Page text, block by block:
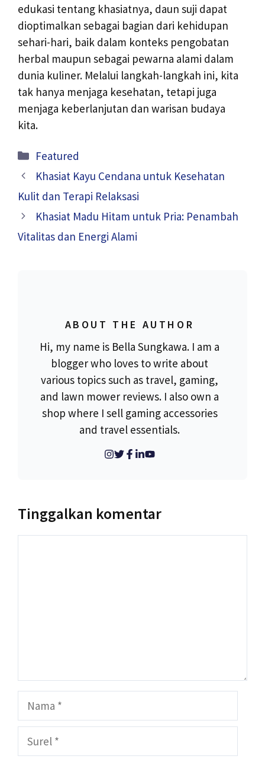
edukasi tentang khasiatnya, daun suji dapat
dioptimalkan sebagai bagian dari kehidupan
sehari-hari, baik dalam konteks pengobatan
herbal maupun sebagai pewarna alami dalam
dunia kuliner. Melalui langkah-langkah ini, kita
tak hanya menjaga kesehatan, tetapi juga
menjaga keberlanjutan dan warisan budaya
kita.
Kategori
Featured
Khasiat Kayu Cendana untuk Kesehatan
Kulit dan Terapi Relaksasi
Khasiat Madu Hitam untuk Pria: Penambah
Vitalitas dan Energi Alami
ABOUT THE AUTHOR
Hi, my name is Bella Sungkawa. I am a
blogger who loves to write about
various topics such as travel, gaming,
and lawn mower reviews. I also own a
shop where I sell gaming accessories
and travel essentials.
Tinggalkan komentar
Nama
Surel